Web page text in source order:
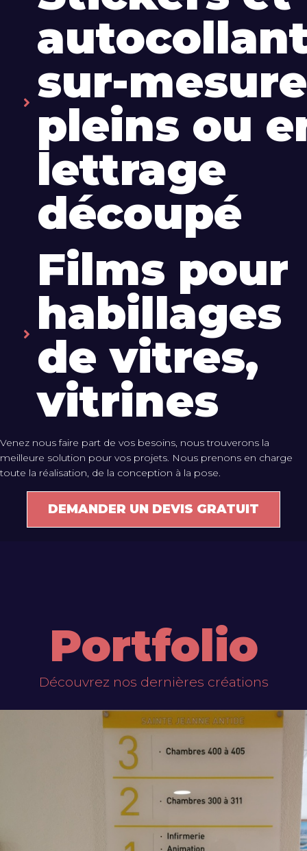
sur-
pleins ou
lettrage
découpé
Films pour
habillages
de vitres,
vitrines
Venez nous faire part de vos besoins, nous trouverons la
meilleure solution pour vos projets. Nous prenons en charge
toute la réalisation, de la conception à la pose.
DEMANDER UN DEVIS GRATUIT
Portfolio
Découvrez nos dernières créations